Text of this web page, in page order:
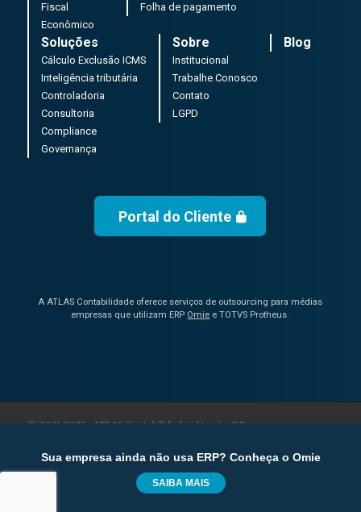
Sua empresa ainda não usa ERP? Conheça o Omie
SAIBA MAIS
Fiscal
Econômico
Folha de pagamento
Soluções
Cálculo Exclusão ICMS
Inteligência tributária
Controladoria
Consultoria
Compliance
Governança
Sobre
Institucional
Trabalhe Conosco
Contato
LGPD
Blog
Portal do Cliente
A ATLAS Contabilidade oferece serviços de outsourcing para médias
empresas que utilizam ERP Omie e TOTVS Protheus.
© 2021-2023 • ATLAS Contabilidade • Limeira/SP
Trabalhe Conosco Política de Privacidade Contato